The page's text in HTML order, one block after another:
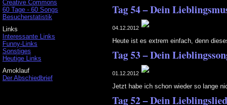
Creative Commons
60 Tage - 60 Songs
Besucherstatistik
Links
Interessante Links
Funny-Links
Sonstiges
Heutige Links
Amoklauf
Der Abschiedbrief
Tag 54 – Dein
04.12.2012
Heute ist es extrem einfach, denn
Tag 53 – Dein
01.12.2012
Jetzt habe ich schon wieder so lange
Tag 52 – Dein